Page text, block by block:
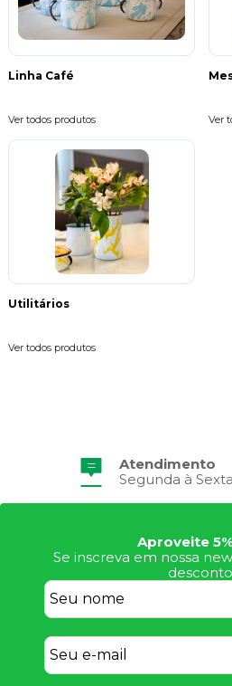
Linha Café
Ver todos produtos Ver
Utilitários
Ver todos produtos
Atendimento
Segunda à
Aproveite
Se inscreva em nossa